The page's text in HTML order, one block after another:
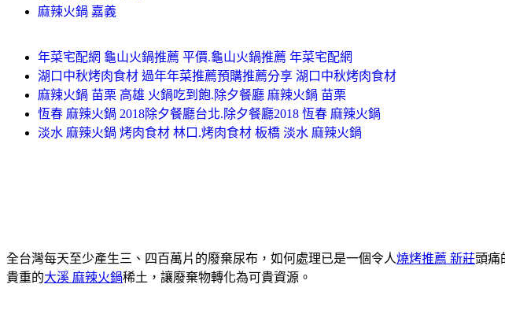
麻辣火鍋 嘉義
年菜宅配網 龜山火鍋推薦 平價.龜山火鍋推薦 年菜宅配網
湖口中秋烤肉食材 過年年菜推薦預購推薦分享 湖口中秋烤肉食材
麻辣火鍋 苗栗 高雄 火鍋吃到飽.除夕餐廳 麻辣火鍋 苗栗
恆春 麻辣火鍋 2018除夕餐廳台北.除夕餐廳2018 恆春 麻辣火鍋
淡水 麻辣火鍋 烤肉食材 林口.烤肉食材 板橋 淡水 麻辣火鍋
全台灣每天至少產生三、四百萬片的廢棄尿布，如何處理已是一個令人燒烤推薦 新莊頭痛
貴重的大溪 麻辣火鍋稀土，讓廢棄物轉化為可貴資源。